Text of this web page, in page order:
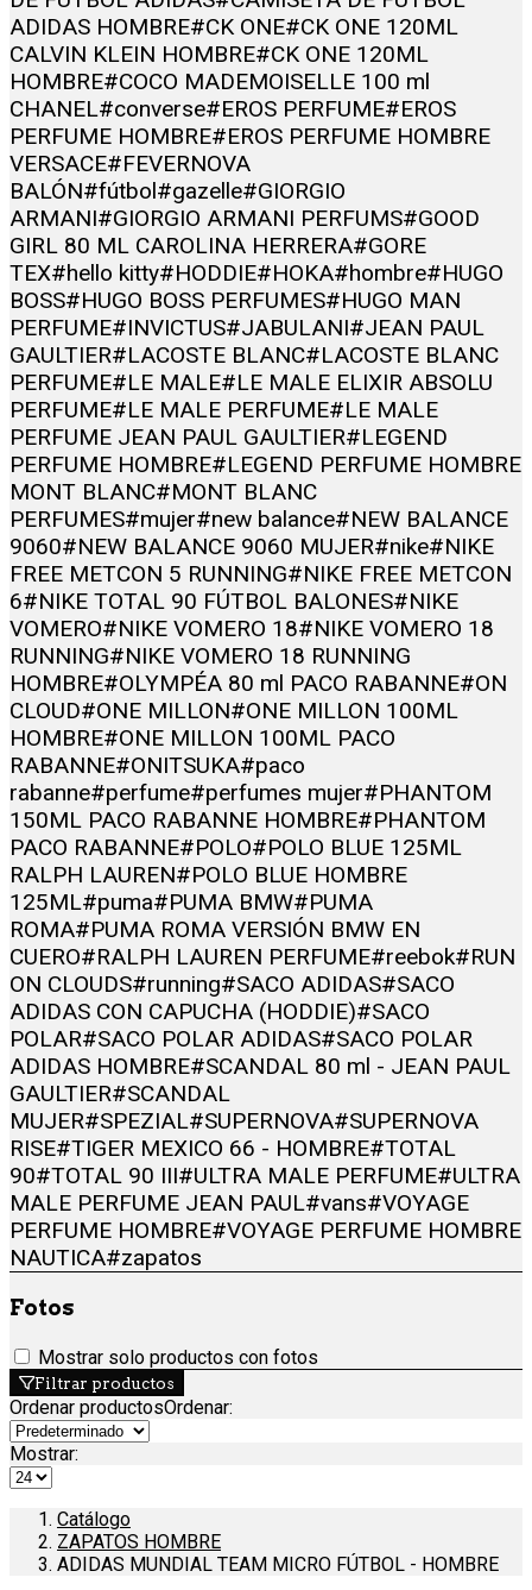
ADIDAS HOMBRE#CK ONE#CK ONE 120ML
CALVIN KLEIN HOMBRE#CK ONE 120ML
HOMBRE#COCO MADEMOISELLE 100 ml
CHANEL#converse#EROS PERFUME#EROS
PERFUME HOMBRE#EROS PERFUME HOMBRE
VERSACE#FEVERNOVA
BALÓN#fútbol#gazelle#GIORGIO
ARMANI#GIORGIO ARMANI PERFUMS#GOOD
GIRL 80 ML CAROLINA HERRERA#GORE
TEX#hello kitty#HODDIE#HOKA#hombre#HUGO
BOSS#HUGO BOSS PERFUMES#HUGO MAN
PERFUME#INVICTUS#JABULANI#JEAN PAUL
GAULTIER#LACOSTE BLANC#LACOSTE BLANC
PERFUME#LE MALE#LE MALE ELIXIR ABSOLU
PERFUME#LE MALE PERFUME#LE MALE
PERFUME JEAN PAUL GAULTIER#LEGEND
PERFUME HOMBRE#LEGEND PERFUME HOMBRE
MONT BLANC#MONT BLANC
PERFUMES#mujer#new balance#NEW BALANCE
9060#NEW BALANCE 9060 MUJER#nike#NIKE
FREE METCON 5 RUNNING#NIKE FREE METCON
6#NIKE TOTAL 90 FÚTBOL BALONES#NIKE
VOMERO#NIKE VOMERO 18#NIKE VOMERO 18
RUNNING#NIKE VOMERO 18 RUNNING
HOMBRE#OLYMPÉA 80 ml PACO RABANNE#ON
CLOUD#ONE MILLON#ONE MILLON 100ML
HOMBRE#ONE MILLON 100ML PACO
RABANNE#ONITSUKA#paco
rabanne#perfume#perfumes mujer#PHANTOM
150ML PACO RABANNE HOMBRE#PHANTOM
PACO RABANNE#POLO#POLO BLUE 125ML
RALPH LAUREN#POLO BLUE HOMBRE
125ML#puma#PUMA BMW#PUMA
ROMA#PUMA ROMA VERSIÓN BMW EN
CUERO#RALPH LAUREN PERFUME#reebok#RUN
ON CLOUDS#running#SACO ADIDAS#SACO
ADIDAS CON CAPUCHA (HODDIE)#SACO
POLAR#SACO POLAR ADIDAS#SACO POLAR
ADIDAS HOMBRE#SCANDAL 80 ml - JEAN PAUL
GAULTIER#SCANDAL
MUJER#SPEZIAL#SUPERNOVA#SUPERNOVA
RISE#TIGER MEXICO 66 - HOMBRE#TOTAL
90#TOTAL 90 III#ULTRA MALE PERFUME#ULTRA
MALE PERFUME JEAN PAUL#vans#VOYAGE
PERFUME HOMBRE#VOYAGE PERFUME HOMBRE
NAUTICA#zapatos
Fotos
Mostrar solo productos con fotos
Filtrar productos
Ordenar productosOrdenar:
Mostrar:
Catálogo
ZAPATOS HOMBRE
ADIDAS MUNDIAL TEAM MICRO FÚTBOL - HOMBRE